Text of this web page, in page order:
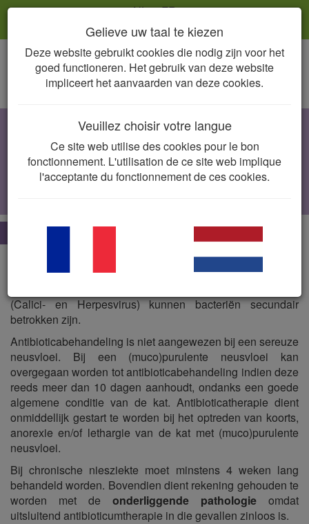
NL FR
Niesziekte: Bovenste luchtweginfectie
(inclusief rhinitis/sinusitis)
Bordetella bronchiseptica, Chlamydia felis,
Mycoplasmaspp.,Pasteurella
De essentie
acute endechronische
en wordt gekenmerkt door een conjunctivitis, rhinitis
(Calici- en Herpesvirus) kunnen bacteriën secundair
betrokken zijn.
Antibioticabehandeling is niet aangewezen bij een sereuze
neusvloei. Bij een (muco)purulente neusvloei kan
overgegaan worden tot antibioticabehandeling indien deze
reeds meer dan 10 dagen aanhoudt, ondanks een goede
algemene conditie van de kat. Antibioticatherapie dient
onmiddellijk gestart te worden bij het optreden van koorts,
anorexie en/of lethargie van de kat met (muco)purulente
neusvloei.
Bij chronische niesziekte moet minstens 4 weken lang
behandeld worden. Bovendien dient rekening gehouden te
worden met de onderliggende pathologie omdat
uitsluitend antibioticumtherapie in die gevallen zinloos is.
Gelieve uw taal te kiezen
Deze website gebruikt cookies die nodig zijn voor het
goed functioneren. Het gebruik van deze website
impliceert het aanvaarden van deze cookies.
Veuillez choisir votre langue
Ce site web utilise des cookies pour le bon
fonctionnement. L'utilisation de ce site web implique
l'acceptante du fonctionnement de ces cookies.